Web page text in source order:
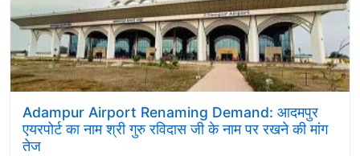
Adampur Airport Renaming Demand: आदमपुर
एयरपोर्ट का नाम श्री गुरु रविदास जी के नाम पर रखने की मांग
तेज